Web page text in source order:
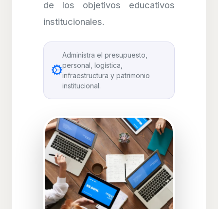
de los objetivos educativos
institucionales.
Administra el presupuesto,
personal, logística,
infraestructura y patrimonio
institucional.